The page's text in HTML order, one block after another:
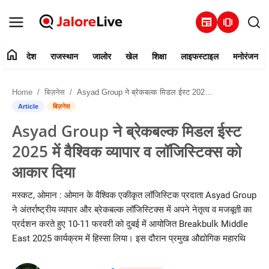
newspaper amp_stories
संपर्क करें
देश
राजस्थान
जालोर
खेल
home देश राजस्थान जालोर खेल शिक्षा लाइफस्टाइल मनोरंजन
Home बिज़नेस Asyad Group ने ब्रेकबल्क मिडल ईस्ट 2025 में वैश्विक व्यापार व लॉजिस्टिक्स को आकार दिया
Article बिज़नेस
Asyad Group ने ब्रेकबल्क मिडल ईस्ट
2025 में वैश्विक व्यापार व लॉजिस्टिक्स को
आकार दिया
मस्कट, ओमान : ओमान के वैश्विक एकीकृत लॉजिस्टिक प्रदाता Asyad Group
ने अंतर्राष्ट्रीय व्यापार और ब्रेकबल्क लॉजिस्टिक्स में अपने नेतृत्व व मजबूती का
प्रर्दशन करते हुए 10-11 फरवरी को दुबई में आयोजित Breakbulk Middle
East 2025 कार्यक्रम में हिस्सा लिया। इस दौरान प्रमुख औद्योगिक महारथि